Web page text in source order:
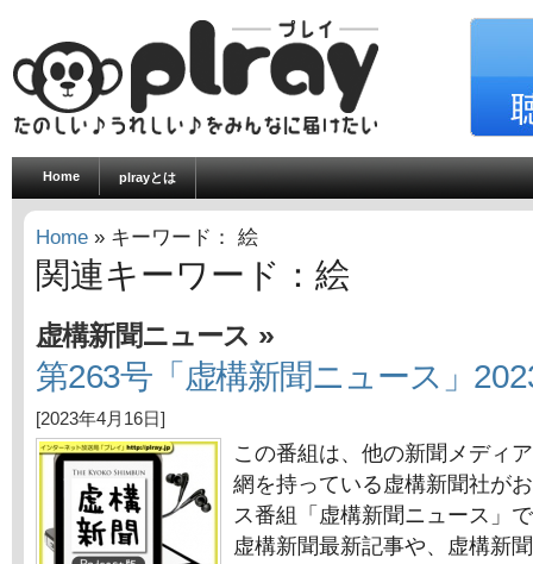
Home plrayとは
Home » キーワード： 絵
関連キーワード：絵
虚構新聞ニュース »
第263号「虚構新聞ニュース」
[2023年4月16日]
この番組は、他の新聞メディ
網を持っている虚構新聞社が
ス番組「虚構新聞ニュース」
虚構新聞最新記事や、虚構新